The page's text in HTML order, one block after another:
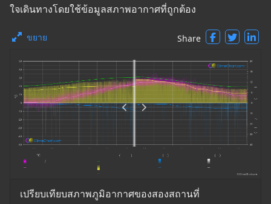
ใจเดินทางโดยใช้ข้อมูลสภาพอากาศที่ถูกต้อง
ขยาย Share
เปรียบเทียบสภาพภูมิอากาศของสองสถานที่